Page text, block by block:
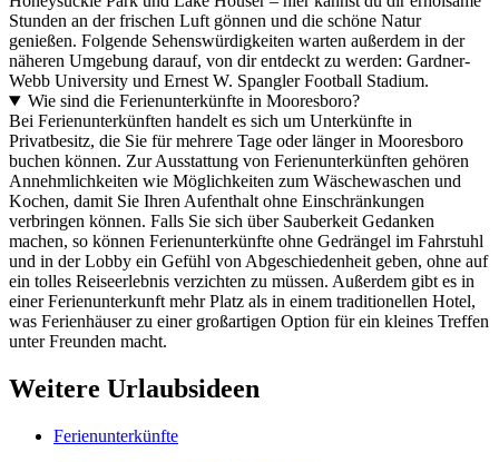
Stunden an der frischen Luft gönnen und die schöne Natur
genießen. Folgende Sehenswürdigkeiten warten außerdem in der
näheren Umgebung darauf, von dir entdeckt zu werden: Gardner-
Webb University und Ernest W. Spangler Football Stadium.
Wie sind die Ferienunterkünfte in Mooresboro?
Bei Ferienunterkünften handelt es sich um Unterkünfte in
Privatbesitz, die Sie für mehrere Tage oder länger in Mooresboro
buchen können. Zur Ausstattung von Ferienunterkünften gehören
Annehmlichkeiten wie Möglichkeiten zum Wäschewaschen und
Kochen, damit Sie Ihren Aufenthalt ohne Einschränkungen
verbringen können. Falls Sie sich über Sauberkeit Gedanken
machen, so können Ferienunterkünfte ohne Gedrängel im Fahrstuhl
und in der Lobby ein Gefühl von Abgeschiedenheit geben, ohne auf
ein tolles Reiseerlebnis verzichten zu müssen. Außerdem gibt es in
einer Ferienunterkunft mehr Platz als in einem traditionellen Hotel,
was Ferienhäuser zu einer großartigen Option für ein kleines Treffen
unter Freunden macht.
Weitere Urlaubsideen
Ferienunterkünfte